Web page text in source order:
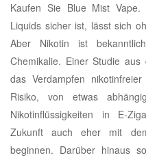
Kaufen Sie Blue Mist Vape.
Liquids sicher ist, lässt sich
Aber Nikotin ist
Chemikalie. Einer Studie
das Verdampfen
Risiko, von etwas
Nikotinflüssigkeiten in E-
Zukunft auch eher mit
beginnen. Darüber hinaus